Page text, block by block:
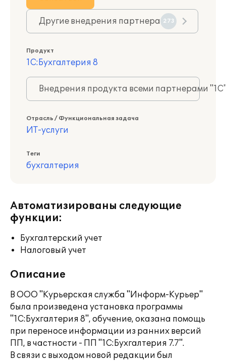
Другие внедрения партнера 273
Продукт
1С:Бухгалтерия 8
Внедрения продукта всеми партнерами
Отрасль / Функциональная задача
ИТ-услуги
Теги
бухгалтерия
Автоматизированы следующие
функции:
Бухгалтерский учет
Налоговый учет
Описание
В ООО "Курьерская служба "Информ-Курьер"
была произведена установка программы
"1С:Бухгалтерия 8", обучение, оказана помощь
при переносе информации из ранних версий
ПП, в частности - ПП "1С:Бухгалтерия 7.7".
В связи с выходом новой редакции был